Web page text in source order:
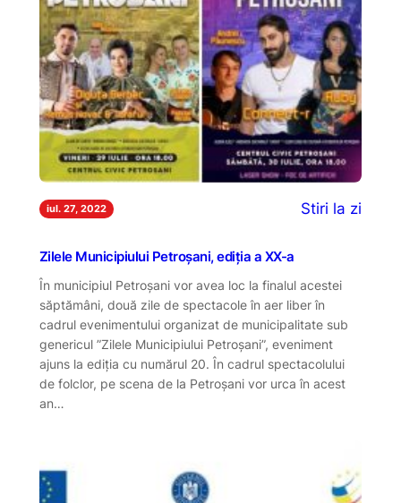
iul. 27, 2022 Stiri la zi
Zilele Municipiului Petroșani, ediția a XX-a
În municipiul Petroșani vor avea loc la finalul acestei
săptămâni, două zile de spectacole în aer liber în
cadrul evenimentului organizat de municipalitate sub
genericul ”Zilele Municipiului Petroșani”, eveniment
ajuns la ediția cu numărul 20. În cadrul spectacolului
de folclor, pe scena de la Petroșani vor urca în acest
an…